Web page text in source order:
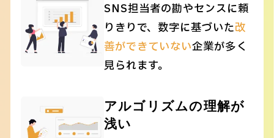
SNS担当者の勘やセンスに頼
りきりで、数字に基づいた改
善ができていない企業が多く
見られます。
アルゴリズムの理解が
浅い